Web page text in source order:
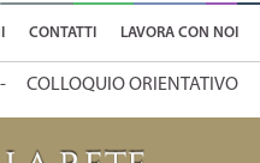
CONTATTI LAVORA CON NOI
COLLOQUIO ORIENTATIVO